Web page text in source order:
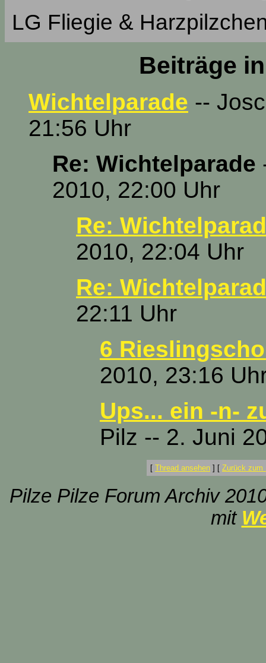
LG Fliegie &
Beiträge
Wichtelparade --
21:56 Uhr
Re: Wichtelparade
2010, 22:00 Uhr
Re:
2010, 22:04 Uhr
Re:
22:11 Uhr
6
2010, 23:16
Ups... ein -n-
Pilz -- 2. Juni
[ Thread ansehen ] [ Zurück zum
Pilze Pilze Forum Archiv
mit